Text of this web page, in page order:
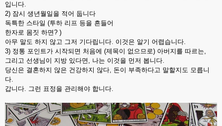
입니다.
2) 잠시 생년월일을 적어 둡니다
독특한 스타일 (투하 리프 등을 흔들어
한자로 몸짓 하면? )
아무 말도 하지 않고 그저 기다립니다. 이것은 알기 어렵습니다.
3) 정통 포인트가 시작되면 처음에 (제목이 없으므로) 아버지를 따르는,
그리고 선생님이 지방 있다면, 나는 이것을 먼저 봅니다.
당신은 결혼하지 않은 건강하지 않다, 돈이 부족하다고 말할지도 모릅니
다.
갑니다. 그런 표정을 관리해야 합니다.